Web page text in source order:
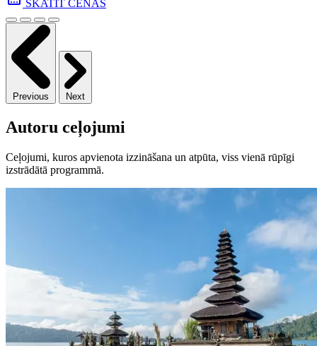
SKATĪT CENAS
Previous Next
Autoru ceļojumi
Ceļojumi, kuros apvienota izzināšana un atpūta, viss vienā rūpīgi
izstrādātā programmā.